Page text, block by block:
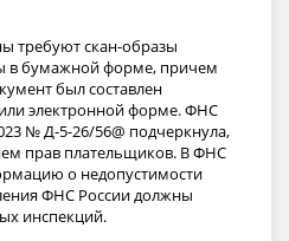
требуют скан-образы
в бумажной форме, причем
был составлен
электронной форме. ФНС
№ Д-5-26/56@ подчеркнула,
прав плательщиков. В ФНС
о недопустимости
ФНС России должны
инспекций.